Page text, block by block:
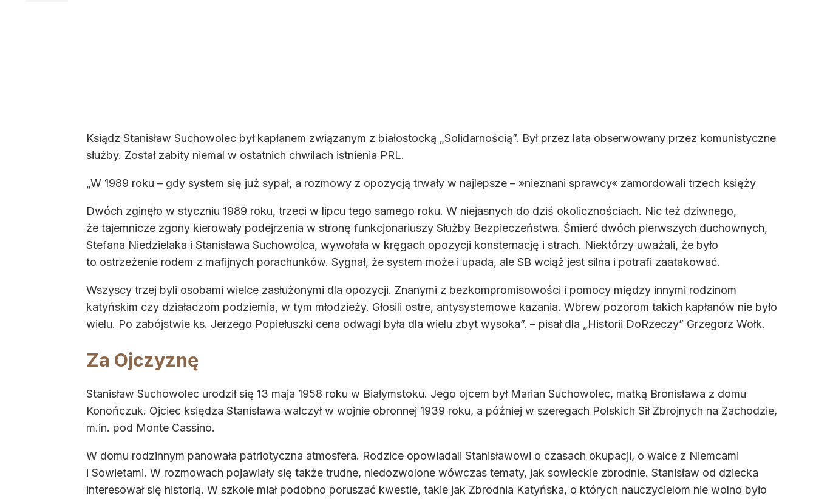
Ksiądz Stanisław Suchowolec był kapłanem związanym z białostocką „Solidarnością”. Był przez lata obserwowany przez komunistyczne
służby. Został zabity niemal w ostatnich chwilach istnienia PRL.
„W 1989 roku – gdy system się już sypał, a rozmowy z opozycją trwały w najlepsze – »nieznani sprawcy« zamordowali trzech księży
Dwóch zginęło w styczniu 1989 roku, trzeci w lipcu tego samego roku. W niejasnych do dziś okolicznościach. Nic też dziwnego,
że tajemnicze zgony kierowały podejrzenia w stronę funkcjonariuszy Służby Bezpieczeństwa. Śmierć dwóch pierwszych duchownych,
Stefana Niedzielaka i Stanisława Suchowolca, wywołała w kręgach opozycji konsternację i strach. Niektórzy uważali, że było
to ostrzeżenie rodem z mafijnych porachunków. Sygnał, że system może i upada, ale SB wciąż jest silna i potrafi zaatakować.
Wszyscy trzej byli osobami wielce zasłużonymi dla opozycji. Znanymi z bezkompromisowości i pomocy między innymi rodzinom
katyńskim czy działaczom podziemia, w tym młodzieży. Głosili ostre, antysystemowe kazania. Wbrew pozorom takich kapłanów nie było
wielu. Po zabójstwie ks. Jerzego Popiełuszki cena odwagi była dla wielu zbyt wysoka”. – pisał dla „Historii DoRzeczy” Grzegorz Wołk.
Za Ojczyznę
Stanisław Suchowolec urodził się 13 maja 1958 roku w Białymstoku. Jego ojcem był Marian Suchowolec, matką Bronisława z domu
Konończuk. Ojciec księdza Stanisława walczył w wojnie obronnej 1939 roku, a później w szeregach Polskich Sił Zbrojnych na Zachodzie,
m.in. pod Monte Cassino.
W domu rodzinnym panowała patriotyczna atmosfera. Rodzice opowiadali Stanisławowi o czasach okupacji, o walce z Niemcami
i Sowietami. W rozmowach pojawiały się także trudne, niedozwolone wówczas tematy, jak sowieckie zbrodnie. Stanisław od dziecka
interesował się historią. W szkole miał podobno poruszać kwestie, takie jak Zbrodnia Katyńska, o których nauczycielom nie wolno było